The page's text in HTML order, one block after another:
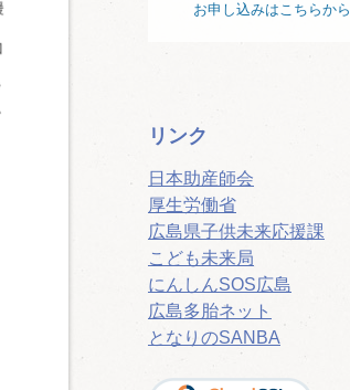
お申し込みはこちらから
リンク
日本助産師会
厚生労働省
広島県子供未来応援課
こども未来局
にんしんSOS広島
広島多胎ネット
となりのSANBA